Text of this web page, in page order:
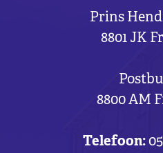
Prins
8801 JK
8800 AM
Telefoon: